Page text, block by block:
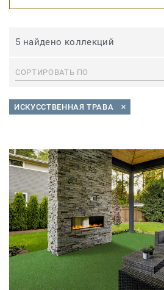
5 найдено коллекций
СОРТИРОВАТЬ ПО
ИСКУССТВЕННАЯ ТРАВА